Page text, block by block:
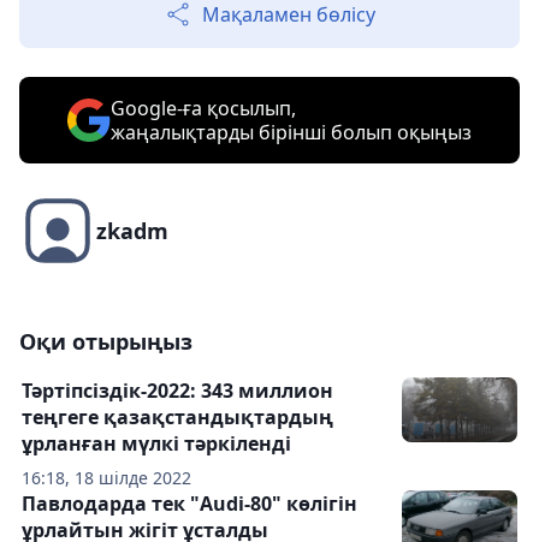
Мақаламен бөлісу
Google-ға қосылып,
жаңалықтарды бірінші болып оқыңыз
zkadm
Оқи отырыңыз
16:18, 18 шілде 2022
Тәртіпсіздік-2022: 343 миллион
теңгеге қазақстандықтардың
ұрланған мүлкі тәркіленді
Павлодарда тек "Audi-80" көлігін
ұрлайтын жігіт ұсталды